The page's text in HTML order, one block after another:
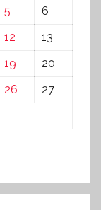
5
6
12
13
19
20
26
27